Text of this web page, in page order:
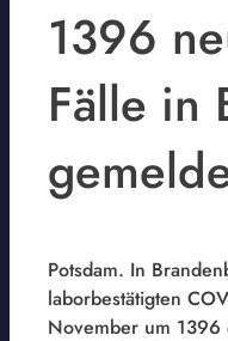
1396
Fälle in
Potsdam. In
laborbestätigten
November um 1396